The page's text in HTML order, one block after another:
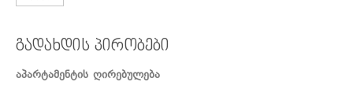
გადახდის პირობები
აპარტამენტის ღირებულება